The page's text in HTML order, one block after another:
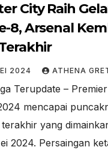
City Raih
8, Arsenal
2024 ATHENA
Terupdate –
mencapai
yang
2024. Persaingan